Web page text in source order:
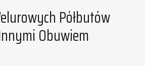
Półbutów
Obuwiem